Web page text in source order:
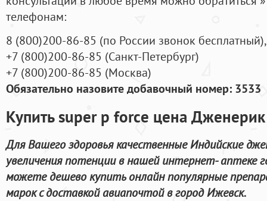
телефонам:
8 (800)200-86-85 (по России звонок бесплатный),
+7 (800)200-86-85 (Санкт-Петербург)
+7 (800)200-86-85 (Москва)
Обязательно назовите добавочный номер: 3533
Купить super p force цена Дженерик
Для Вашего здоровья качественные Индийские
увеличения потенции в нашей интернет- аптеке
можете дешево купить онлайн популярные
марок с доставкой авиапочтой в город Ижевск.